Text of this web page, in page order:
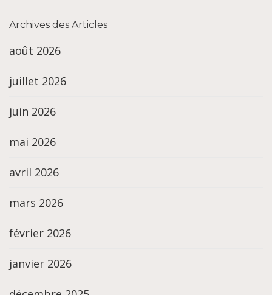
Archives des Articles
août 2026
juillet 2026
juin 2026
mai 2026
avril 2026
mars 2026
février 2026
janvier 2026